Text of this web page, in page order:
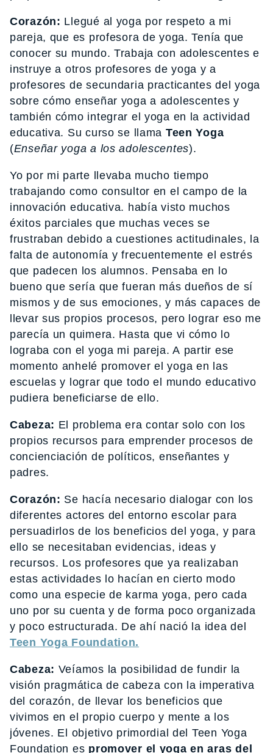
Corazón: Llegué al yoga por respeto a mi
pareja, que es profesora de yoga. Tenía que
conocer su mundo. Trabaja con adolescentes e
instruye a otros profesores de yoga y a
profesores de secundaria practicantes del yoga
sobre cómo enseñar yoga a adolescentes y
también cómo integrar el yoga en la actividad
educativa. Su curso se llama Teen Yoga
(Enseñar yoga a los adolescentes).
Yo por mi parte llevaba mucho tiempo
trabajando como consultor en el campo de la
innovación educativa. había visto muchos
éxitos parciales que muchas veces se
frustraban debido a cuestiones actitudinales, la
falta de autonomía y frecuentemente el estrés
que padecen los alumnos. Pensaba en lo
bueno que sería que fueran más dueños de sí
mismos y de sus emociones, y más capaces de
llevar sus propios procesos, pero lograr eso me
parecía un quimera. Hasta que vi cómo lo
lograba con el yoga mi pareja. A partir ese
momento anhelé promover el yoga en las
escuelas y lograr que todo el mundo educativo
pudiera beneficiarse de ello.
Cabeza: El problema era contar solo con los
propios recursos para emprender procesos de
concienciación de políticos, enseñantes y
padres.
Corazón: Se hacía necesario dialogar con los
diferentes actores del entorno escolar para
persuadirlos de los beneficios del yoga, y para
ello se necesitaban evidencias, ideas y
recursos. Los profesores que ya realizaban
estas actividades lo hacían en cierto modo
como una especie de karma yoga, pero cada
uno por su cuenta y de forma poco organizada
y poco estructurada. De ahí nació la idea del
Teen Yoga Foundation.
Cabeza: Veíamos la posibilidad de fundir la
visión pragmática de cabeza con la imperativa
del corazón, de llevar los beneficios que
vivimos en el propio cuerpo y mente a los
jóvenes. El objetivo primordial del Teen Yoga
Foundation es promover el yoga en aras del